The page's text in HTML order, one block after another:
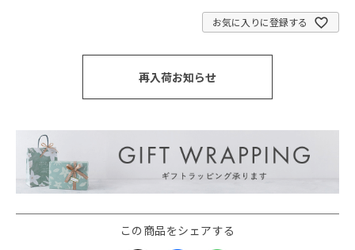
お気に入りに登録する
再入荷お知らせ
この商品をシェアする